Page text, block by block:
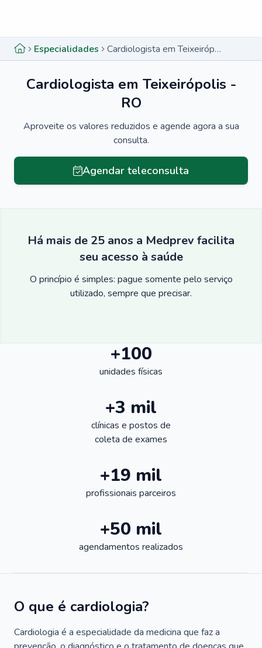
Especialidades Cardiologista em Teixeirópolis - RO
Cardiologista em Teixeirópolis -
RO
Aproveite os valores reduzidos e agende agora a sua
consulta.
Agendar teleconsulta
Há mais de 25 anos a Medprev facilita
seu acesso à saúde
O princípio é simples: pague somente pelo serviço
utilizado, sempre que precisar.
+100
unidades físicas
+3 mil
clínicas e postos de
coleta de exames
+19 mil
profissionais parceiros
+50 mil
agendamentos realizados
O que é cardiologia?
Cardiologia é a especialidade da medicina que faz a